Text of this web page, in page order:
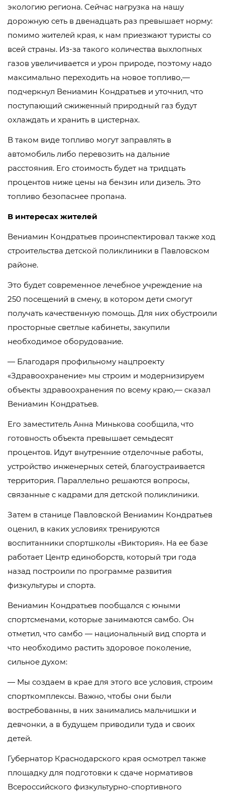
экологию региона. Сейчас нагрузка на нашу
дорожную сеть в двенадцать раз превышает норму:
помимо жителей края, к нам приезжают туристы со
всей страны. Из-за такого количества выхлопных
газов увеличивается и урон природе, поэтому надо
максимально переходить на новое топливо,—
подчеркнул Вениамин Кондратьев и уточнил, что
поступающий сжиженный природный газ будут
охлаждать и хранить в цистернах.
В таком виде топливо могут заправлять в
автомобиль либо перевозить на дальние
расстояния. Его стоимость будет на тридцать
процентов ниже цены на бензин или дизель. Это
топливо безопаснее пропана.
В интересах жителей
Вениамин Кондратьев проинспектировал также ход
строительства детской поликлиники в Павловском
районе.
Это будет современное лечебное учреждение на
250 посещений в смену, в котором дети смогут
получать качественную помощь. Для них обустроили
просторные светлые кабинеты, закупили
необходимое оборудование.
— Благодаря профильному нацпроекту
«Здравоохранение» мы строим и модернизируем
объекты здравоохранения по всему краю,— сказал
Вениамин Кондратьев.
Его заместитель Анна Минькова сообщила, что
готовность объекта превышает семьдесят
процентов. Идут внутренние отделочные работы,
устройство инженерных сетей, благоустраивается
территория. Параллельно решаются вопросы,
связанные с кадрами для детской поликлиники.
Затем в станице Павловской Вениамин Кондратьев
оценил, в каких условиях тренируются
воспитанники спортшколы «Виктория». На ее базе
работает Центр единоборств, который три года
назад построили по программе развития
физкультуры и спорта.
Вениамин Кондратьев пообщался с юными
спортсменами, которые занимаются самбо. Он
отметил, что самбо — национальный вид спорта и
что необходимо растить здоровое поколение,
сильное духом:
— Мы создаем в крае для этого все условия, строим
спорткомплексы. Важно, чтобы они были
востребованны, в них занимались мальчишки и
девчонки, а в будущем приводили туда и своих
детей.
Губернатор Краснодарского края осмотрел также
площадку для подготовки к сдаче нормативов
Всероссийского физкультурно-спортивного